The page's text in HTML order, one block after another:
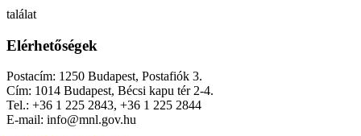
találat
Elérhetőségek
Postacím: 1250 Budapest, Postafiók 3.
Cím: 1014 Budapest, Bécsi kapu tér 2-4.
Tel.: +36 1 225 2843, +36 1 225 2844
E-mail: info@mnl.gov.hu